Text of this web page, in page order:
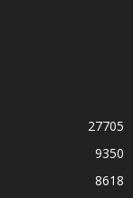
27705
9350
8618